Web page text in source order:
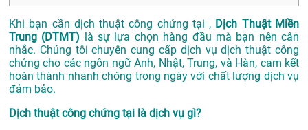
Khi bạn cần dịch thuật công chứng tại , Dịch Thuật Miền
Trung (DTMT) là sự lựa chọn hàng đầu mà bạn nên cân
nhắc. Chúng tôi chuyên cung cấp dịch vụ dịch thuật công
chứng cho các ngôn ngữ Anh, Nhật, Trung, và Hàn, cam kết
hoàn thành nhanh chóng trong ngày với chất lượng dịch vụ
đảm bảo.
Dịch thuật công chứng tại là dịch vụ gì?